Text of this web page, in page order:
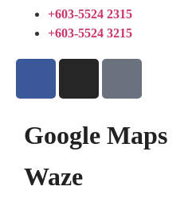
+603-5524 2315
+603-5524 3215
Google Maps
Waze